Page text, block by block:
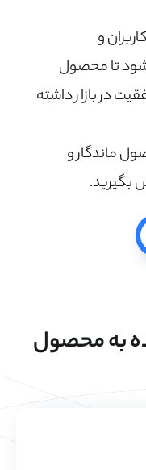
و
تا محصول
در بازار داشته
ماندگار و
بگیرید.
به محصول